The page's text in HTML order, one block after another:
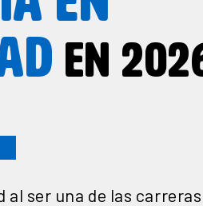
EN
ser una de las